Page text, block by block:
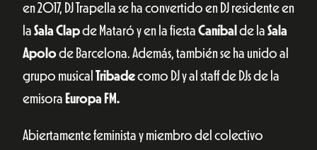
en 2017, DJ Trapella se ha convertido en DJ residente en
la Sala Clapde Mataró y en la fiesta Caníbal de la Sala
Apolode Barcelona. Además, también se ha unido al
grupo musical Tribadecomo DJ y al staff de DJs de la
emisora Europa FM.
Abiertamente feminista y miembro del colectivo